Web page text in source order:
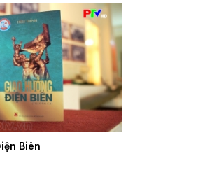
Biên